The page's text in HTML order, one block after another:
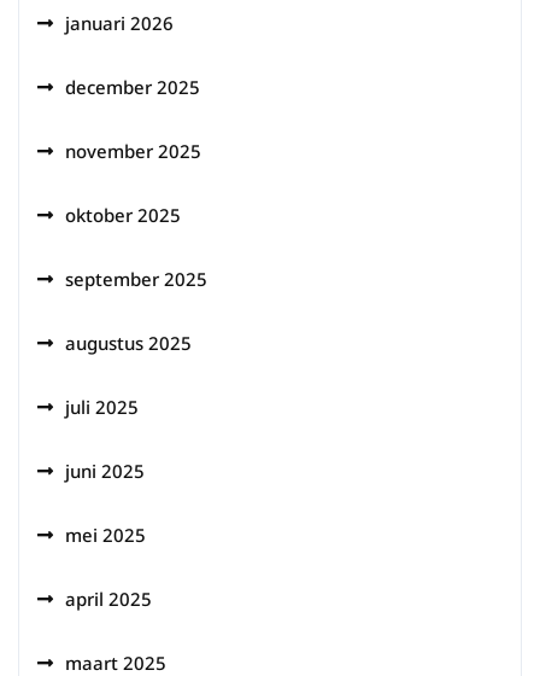
januari 2026
december 2025
november 2025
oktober 2025
september 2025
augustus 2025
juli 2025
juni 2025
mei 2025
april 2025
maart 2025